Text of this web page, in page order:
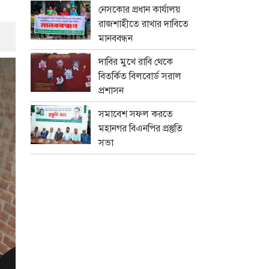
নেসকোর প্রধান কার্যালয়
রাজশাহীতে রাখার দাবিতে
মানববন্ধন
দাবির মুখে রাবি থেকে
বিতর্কিত বিলবোর্ড সরাল
প্রশাসন
সমাবেশ সফল করতে
মহানগর বিএনপির প্রস্তুতি
সভা